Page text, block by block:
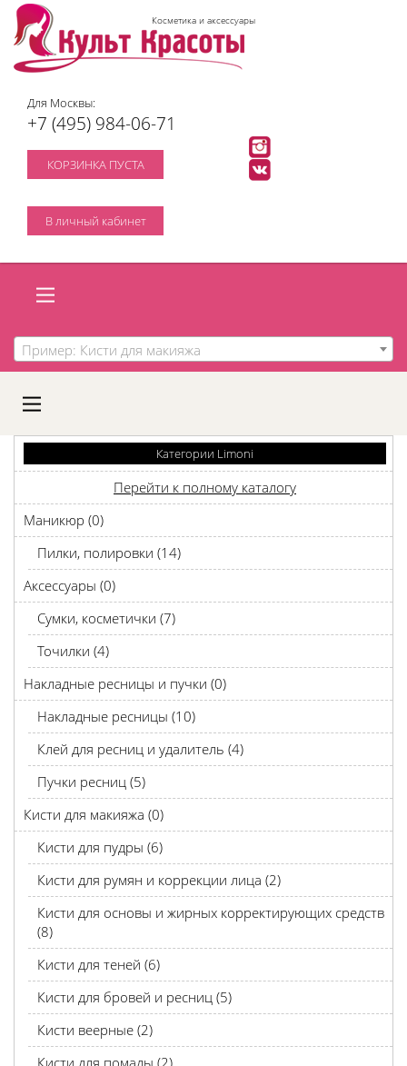
Косметика и аксессуары
Для Москвы:
+7 (495) 984-06-71
КОРЗИНКА ПУСТА
В личный кабинет
Пример: Кисти для макияжа
A
C
D
Категории Limoni
Перейти к полному каталогу
Маникюр (0)
Пилки, полировки (14)
Аксессуары (0)
Сумки, косметички (7)
Точилки (4)
Накладные ресницы и пучки (0)
Накладные ресницы (10)
Клей для ресниц и удалитель (4)
Пучки ресниц (5)
Кисти для макияжа (0)
Кисти для пудры (6)
Кисти для румян и коррекции лица (2)
Кисти для основы и жирных корректирующих средств
(8)
Кисти для теней (6)
Кисти для бровей и ресниц (5)
Кисти веерные (2)
Кисти для помады (2)